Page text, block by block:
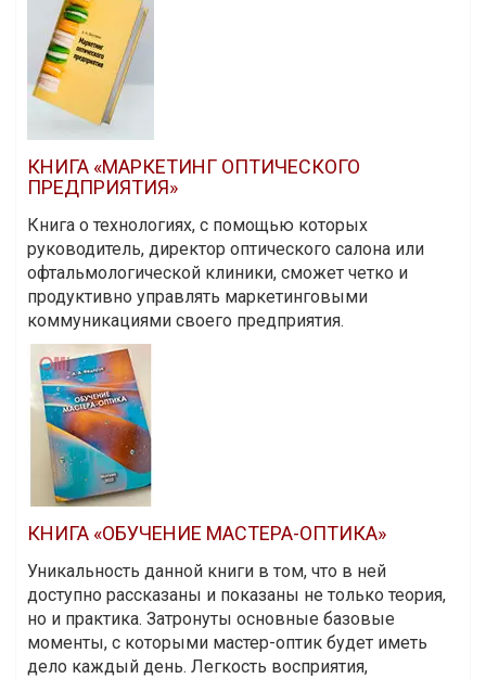
КНИГА «МАРКЕТИНГ ОПТИЧЕСКОГО
ПРЕДПРИЯТИЯ»
Книга о технологиях, с помощью которых
руководитель, директор оптического салона или
офтальмологической клиники, сможет четко и
продуктивно управлять маркетинговыми
коммуникациями своего предприятия.
КНИГА «ОБУЧЕНИЕ МАСТЕРА-ОПТИКА»
Уникальность данной книги в том, что в ней
доступно рассказаны и показаны не только теория,
но и практика. Затронуты основные базовые
моменты, с которыми мастер-оптик будет иметь
дело каждый день. Легкость восприятия,